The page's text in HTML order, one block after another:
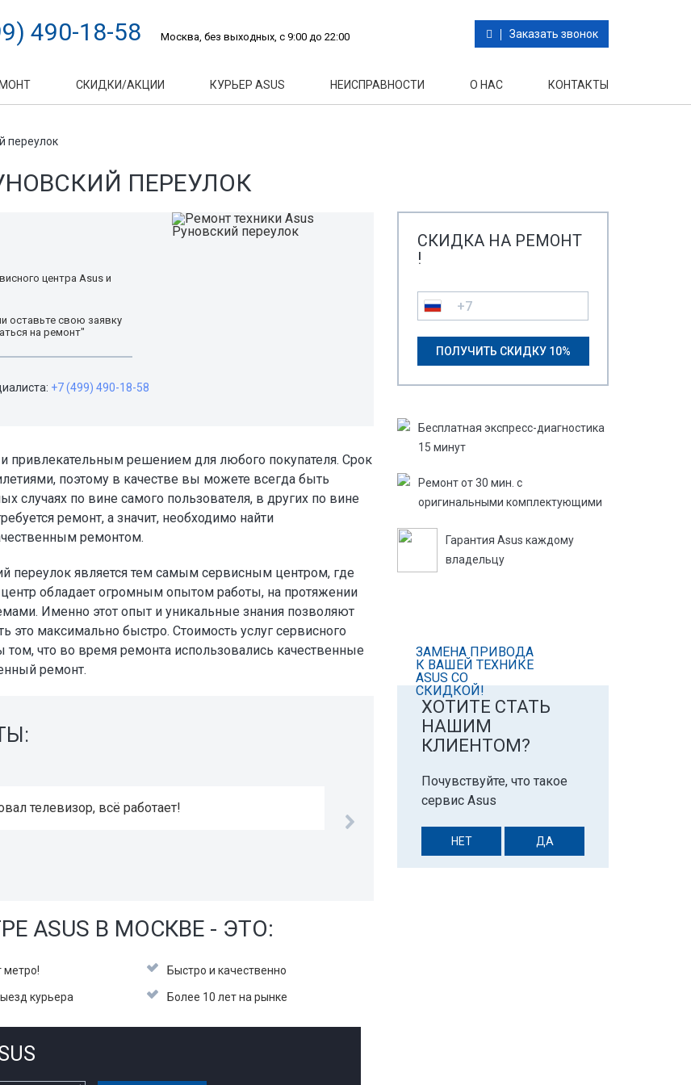
490-18-58 Москва, без выходных, с 9:00 до 22:00 Заказать звонок
СКИДКИ/АКЦИИ КУРЬЕР ASUS НЕИСПРАВНОСТИ О НАС КОНТАКТЫ
СКИДКА НА РЕМОНТ
!
Бесплатная экспресс-­диагностика
­15 минут
Ремонт от 30 мин. с
оригинальными комплектующими
Гарантия Asus каждому
владельцу
ЗАМЕНА ПРИВОДА
К ВАШЕЙ ТЕХНИКЕ
ASUS СО
СКИДКОЙ!
ХОТИТЕ СТАТЬ
НАШИМ
КЛИЕНТОМ?
Почувствуйте, что такое
сервис Asus
НЕТ ДА
переулок
ПЕРЕУЛОК
центра Asus и
оставьте свою заявку
на ремонт"
+7 (499) 490-18-58
привлекательным решением для любого покупателя. Срок
поэтому в качестве вы можете всегда быть
случаях по вине самого пользователя, в других по вине
ремонт, а значит, необходимо найти
ремонтом.
переулок является тем самым сервисным центром, где
обладает огромным опытом работы, на протяжении
Именно этот опыт и уникальные знания позволяют
максимально быстро. Стоимость услуг сервисного
что во время ремонта использовались качественные
ремонт.
телевизор, всё работает!
ASUS В МОСКВЕ - ЭТО:
метро! Быстро и качественно
курьера Более 10 лет на рынке